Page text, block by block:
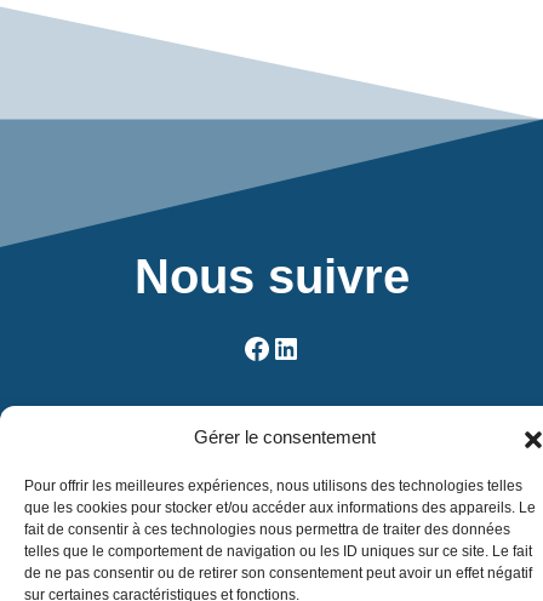
Gérer le consentement
Pour offrir les meilleures expériences, nous utilisons des technologies telles
que les cookies pour stocker et/ou accéder aux informations des appareils. Le
fait de consentir à ces technologies nous permettra de traiter des données
telles que le comportement de navigation ou les ID uniques sur ce site. Le fait
de ne pas consentir ou de retirer son consentement peut avoir un effet négatif
sur certaines caractéristiques et fonctions.
Nous suivre
Facebook
LinkedIn
QUENTIN-SUR-LE-HOMME–02.30.96.93.06
Mentions légales